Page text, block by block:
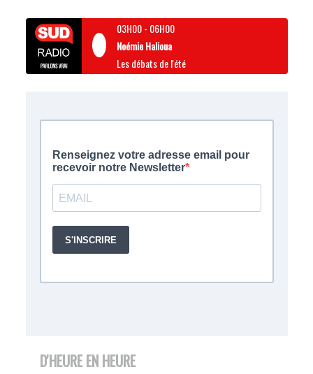
03H00- 06H00
Noémie Halioua
Les débats de l'été
D'HEURE EN HEURE